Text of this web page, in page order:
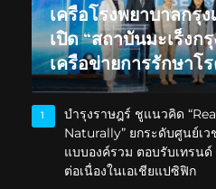
เครือโรงพยาบาลกรุ
เปิด “สถาบันมะเร็งก
เครือข่ายการรักษาโ
1
บำรุงราษฎร์ ชูแนวคิด
Naturally” ยกระดับศูนย์เ
แบบองค์รวม ตอบรับเทรน
ต่อเนื่องในเอเชียแปซิฟิก